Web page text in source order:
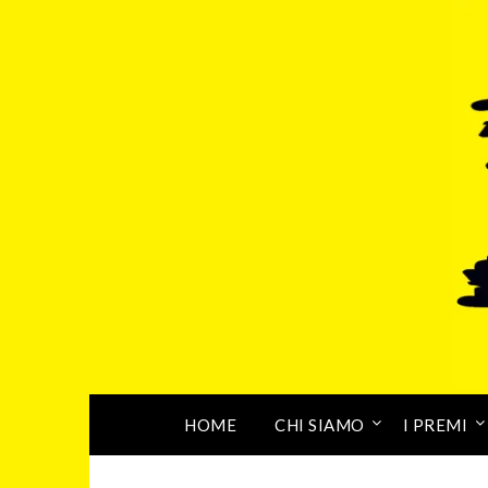
HOME CHI SIAMO I PREMI